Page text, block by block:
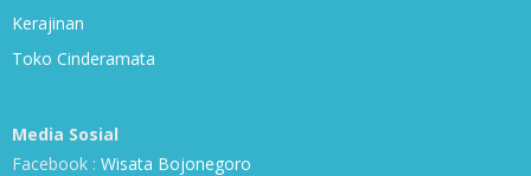
Kerajinan
Toko Cinderamata
Media Sosial
Facebook : Wisata Bojonegoro